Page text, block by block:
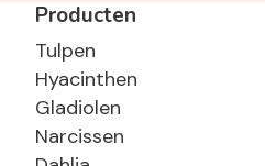
Producten
Tulpen
Hyacinthen
Gladiolen
Narcissen